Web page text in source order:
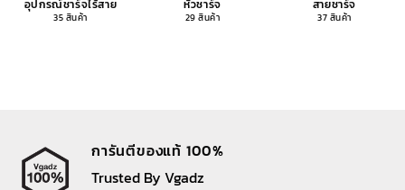
อุปกรณ์ชาร์จไร้สาย
35 สินค้า
หัวชาร์จ
29 สินค้า
สายชาร์จ
37 สินค้า
การันตีของแท้ 100%
Trusted By Vgadz